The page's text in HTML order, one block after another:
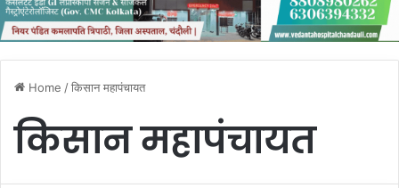
Home /किसान महापंचायत
किसान महापंचायत